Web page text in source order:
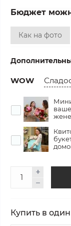
Бюджет
Как на фото
WOW
Купить в